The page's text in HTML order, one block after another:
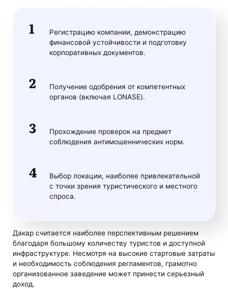
Регистрацию компании, демонстрацию
финансовой устойчивости и подготовку
корпоративных документов.
Получение одобрения от компетентных
органов (включая LONASE).
Прохождение проверок на предмет
соблюдения антимошеннических норм.
Выбор локации, наиболее привлекательной
с точки зрения туристического и местного
спроса.
Дакар считается наиболее перспективным решением
благодаря большому количеству туристов и доступной
инфраструктуре. Несмотря на высокие стартовые затраты
и необходимость соблюдения регламентов, грамотно
организованное заведение может принести серьезный
доход.